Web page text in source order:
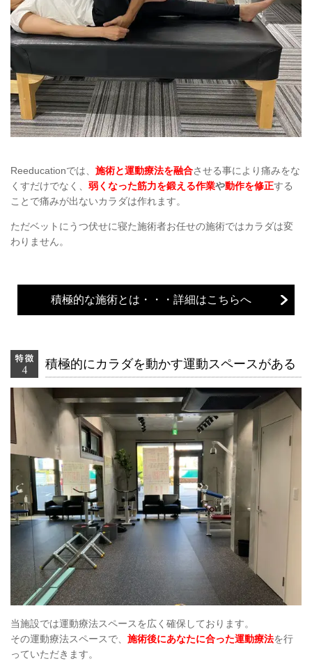
Reeducationでは、 施術と運動療法を融合させる事により痛みをな
くすだけでなく、 弱くなった筋力を鍛える作業や動作を修正する
ことで痛みが出ないカラダは作れます。
ただベットにうつ伏せに寝た施術者お任せの施術ではカラダは変
わりません。
積極的な施術とは・・・詳細はこちらへ
積極的にカラダを動かす運動スペースがある
当施設では運動療法スペースを広く確保しております。
その運動療法スペースで、 施術後にあなたに合った運動療法を行
っていただきます。